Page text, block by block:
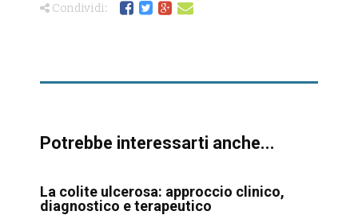
Condividi:
Potrebbe interessarti anche...
La colite ulcerosa: approccio clinico,
diagnostico e terapeutico